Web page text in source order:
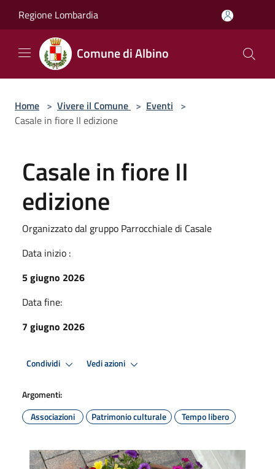
Regione Lombardia
Comune di Albino
Home > Vivere il Comune > Eventi >
Casale in fiore II edizione
Casale in fiore II
edizione
Organizzato dal gruppo Parrocchiale di Casale
Data inizio :
5 giugno 2026
Data fine:
7 giugno 2026
Condividi Vedi azioni
Argomenti:
Associazioni
Patrimonio culturale Tempo libero